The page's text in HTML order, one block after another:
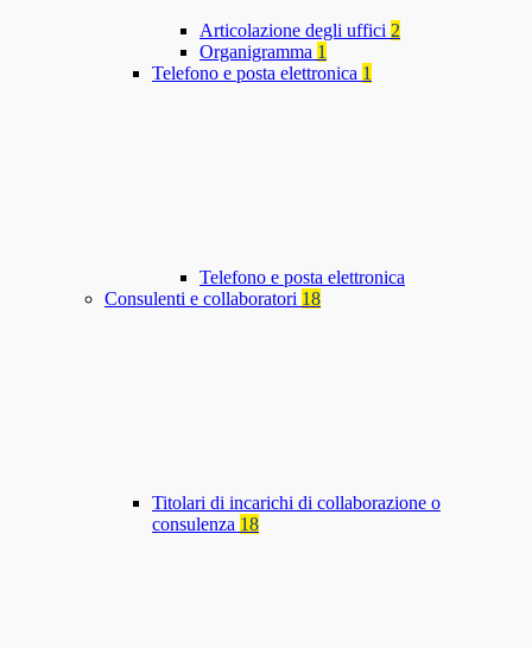
Articolazione degli uffici 2
Organigramma 1
Telefono e posta elettronica 1
Telefono e posta elettronica
Consulenti e collaboratori 18
Titolari di incarichi di collaborazione o
consulenza 18